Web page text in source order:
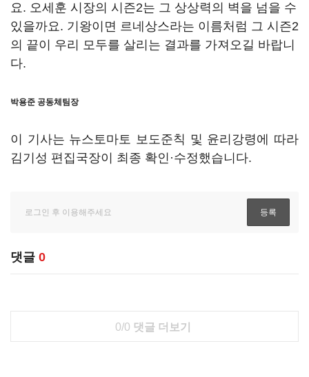
요. 오세훈 시장의 시즌2는 그 상상력의 벽을 넘을 수
있을까요. 기왕이면 르네상스라는 이름처럼 그 시즌2
의 끝이 우리 모두를 살리는 결과를 가져오길 바랍니
다.
박용준 공동체팀장
이 기사는 뉴스토마토 보도준칙 및 윤리강령에 따라
김기성 편집국장이 최종 확인·수정했습니다.
댓글 0
0/0 댓글 더보기